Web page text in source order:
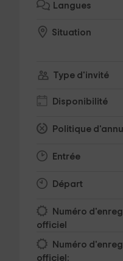
Langues
Situation
Type d'invité
Disponibilité
Politique
Entrée
Départ
Numéro
officiel
Numéro
officiel: